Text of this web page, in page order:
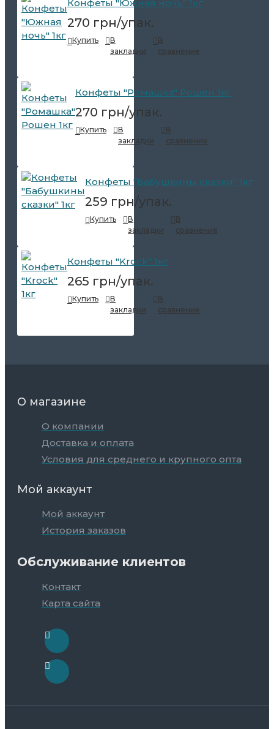
Конфеты "Южная ночь" 1кг
270 грн/упак.
Купить
В
закладки
В
сравнение
Конфеты "Ромашка" Рошен 1кг
270 грн/упак.
Купить
В
закладки
В
сравнение
Конфеты "Бабушкины сказки" 1кг
259 грн/упак.
Купить
В
закладки
В
сравнение
Конфеты "Krock" 1кг
265 грн/упак.
Купить
В
закладки
В
сравнение
О магазине
О компании
Доставка и оплата
Условия для среднего и крупного опта
Мой аккаунт
Мой аккаунт
История заказов
Обслуживание клиентов
Контакт
Карта сайта